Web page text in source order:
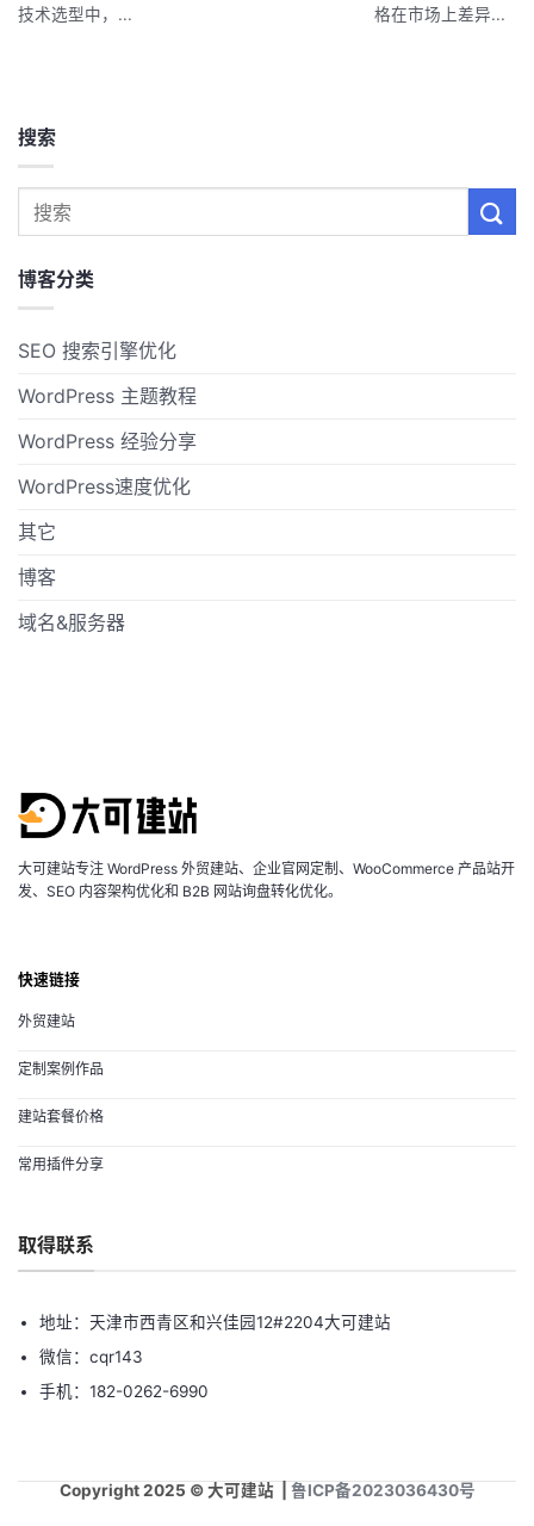
技术选型中，...
格在市场上差异...
搜索
博客分类
SEO 搜索引擎优化
WordPress 主题教程
WordPress 经验分享
WordPress速度优化
其它
博客
域名&服务器
大可建站专注 WordPress 外贸建站、企业官网定制、WooCommerce 产品站开
发、SEO 内容架构优化和 B2B 网站询盘转化优化。
快速链接
外贸建站
定制案例作品
建站套餐价格
常用插件分享
取得联系
地址：天津市西青区和兴佳园12#2204大可建站
微信：cqr143
手机：182-0262-6990
Copyright 2025 © 大可建站 | 鲁ICP备2023036430号